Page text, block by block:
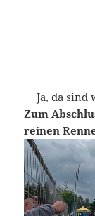
Ja, da
Zum
reinen
Video-
Player